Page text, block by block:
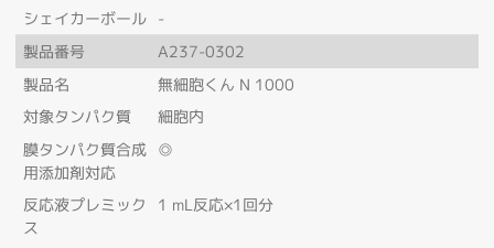
シェイカーボール -
製品番号
A237-0302
製品名
無細胞くん N 1000
対象タンパク質
細胞内
膜タンパク質合成
用添加剤対応
◎
反応液プレミック
ス
1 mL反応×1回分